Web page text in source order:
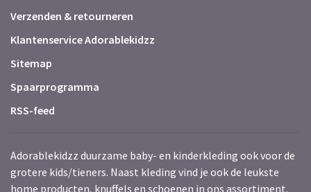
Verzenden & retourneren
Klantenservice Adorablekidzz
Sitemap
Spaarprogramma
RSS-feed
Adorablekidzz duurzame baby- en kinderkleding ook voor de
grotere kids/tieners. Naast kleding vind je ook de leukste
home producten, knuffels en schoenen in ons assortiment.